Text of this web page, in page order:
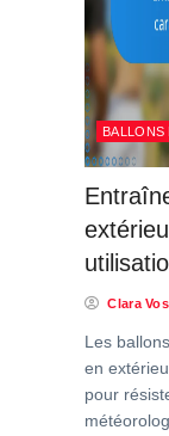
BALLONS
Clara
Les
en
pour